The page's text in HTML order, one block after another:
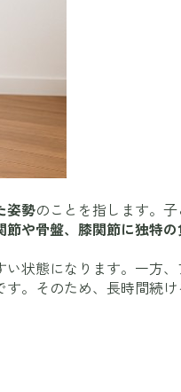
姿勢のことを指します。
節や骨盤、膝関節に独特
状態になります。一方、
。そのため、長時間続